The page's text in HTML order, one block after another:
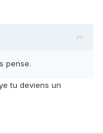
pense.
tu deviens un